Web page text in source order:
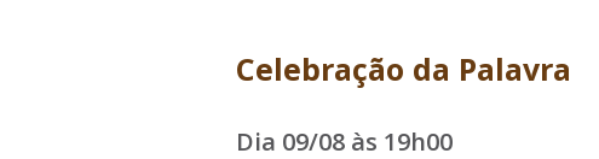
Celebração da Palavra
Dia 09/08 às 19h00